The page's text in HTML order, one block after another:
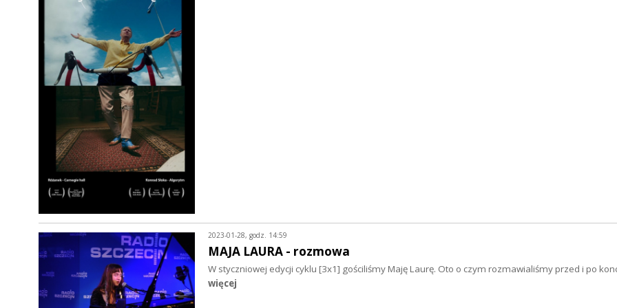
2023-01-28, godz. 14:59
MAJA LAURA - rozmowa
W styczniowej edycji cyklu [3x1] gościliśmy Maję Laurę. Oto o czym rozmawialiśmy przed i po
więcej